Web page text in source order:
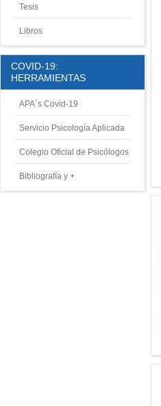
Tesis
Libros
COVID-19:
HERRAMIENTAS
APA´s Covid-19
Servicio Psicología Aplicada
Colegio Oficial de Psicólogos
Bibliografía y +